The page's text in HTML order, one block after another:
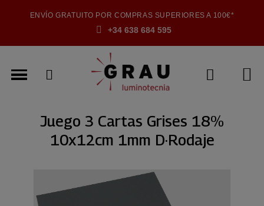
ENVÍO GRATUITO POR COMPRAS SUPERIORES A 100€*
+34 638 684 595
Juego 3 Cartas Grises 18%
10x12cm 1mm D·Rodaje